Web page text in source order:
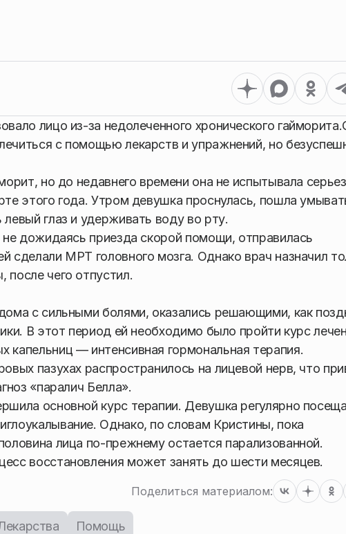
лицо из-за недолеченного хронического
с помощью лекарств и упражнений, но
но до недавнего времени она не испытывала
этого года. Утром девушка проснулась, пошла
глаз и удерживать воду во рту.
дожидаясь приезда скорой помощи, отправилась
сделали МРТ головного мозга. Однако врач назначил
после чего отпустил.
с сильными болями, оказались решающими, как
В этот период ей необходимо было пройти курс
капельниц — интенсивная гормональная терапия.
пазухах распространилось на лицевой нерв, что
«паралич Белла».
основной курс терапии. Девушка регулярно
Однако, по словам Кристины, пока
лица по-прежнему остается парализованной.
восстановления может занять до шести месяцев.
Поделиться материалом:
Помощь